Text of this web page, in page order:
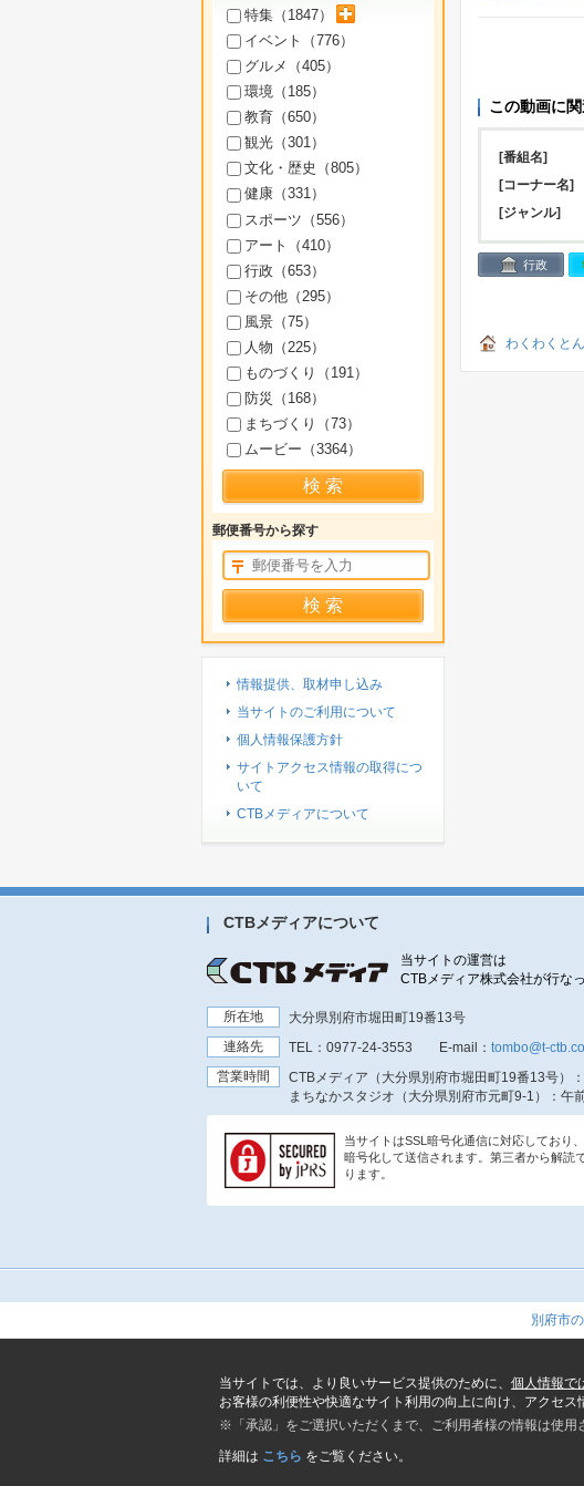
この動画に
[番組名]
[コーナー名]
[ジャンル]
行政
わくわくと
特集（ 1847）
イベント（776）
グルメ（405）
環境（ 185）
教育（650）
観光（301）
文化・歴史（805）
健康（331）
スポーツ（556）
アート（410）
行政（653）
その他（ 295）
風景（75）
人物（ 225）
ものづくり（ 191 ）
防災（ 168）
まちづくり（73）
ムービー（3364）
郵便番号から探す
情報提供、取材申し込み
当サイトのご利用について
個人情報保護方針
サイトアクセス情報の取得につ
いて
CTBメディアについて
CTBメディアについて
当サイトの運営は
CTBメディア株式会社が行な
所在地
大分県別府市堀田町19番13号
連絡先
TEL： 0977-24-3553 E-mail： tombo@t-
営業時間
CTBメディア（大分県別府市堀田町19番13号）
まちなかスタジオ（大分県別府市元町9-1）
：午
当サイトはSSL暗号化通信に対応しており
暗号化して送信されます。第三者から解読
ります。
別府市
当サイトでは、より良いサービス提供のために、 個人情報で
お客様の利便性や快適なサイト利用の向上に向け、アクセス
※「承認」をご選択いただくまで、ご利用者様の情報は使用
詳細は こちら をご覧ください。